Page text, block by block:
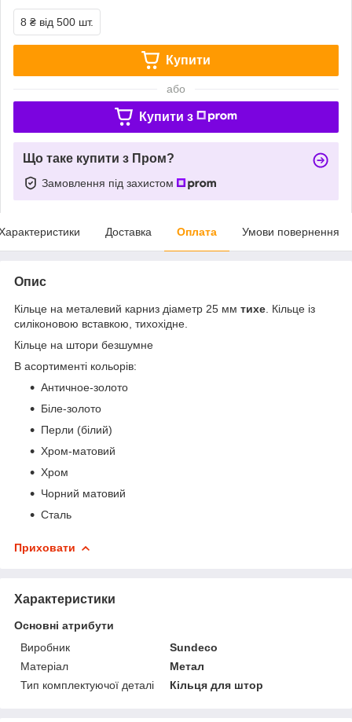
8 ₴ від 500 шт.
Купити
або
Купити з
Що таке купити з Пром?
Замовлення під захистом
Доставка Оплата Умови повернення
Опис
Кільце на металевий карниз діаметр 25 мм тихе . Кільце із
силіконовою вставкою, тихохідне.
Кільце на штори безшумне
В асортименті кольорів:
Античное-золото
Біле-золото
Перли (білий)
Хром-матовий
Хром
Чорний матовий
Сталь
Приховати
Характеристики
Основні атрибути
Виробник
Sundeco
Матеріал
Метал
Тип комплектуючої деталі
Кільця для штор